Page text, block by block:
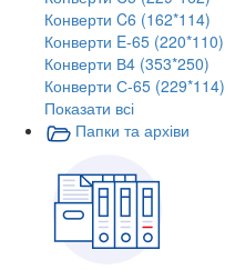
Конверти C6 (162*114)
Конверти E-65 (220*110)
Конверти В4 (353*250)
Конверти С-65 (229*114)
Показати всі
Папки та архіви